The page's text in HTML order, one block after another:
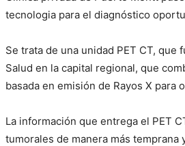
tecnologia para el diagnóstico
Se trata de una unidad PET CT,
Salud en la capital regional, que
basada en emisión de Rayos X
La información que entrega el PET
tumorales de manera más